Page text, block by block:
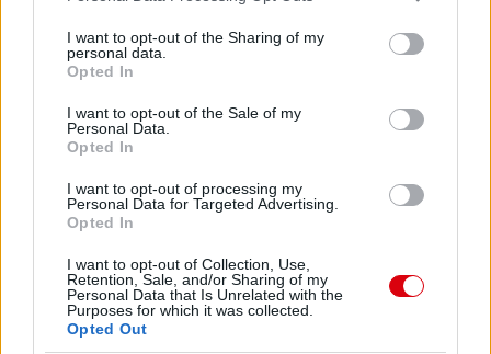
not limited to your visit or usage behaviour. You may click to
grant or deny consent to Google and its third-party tags to
use your data for below specified purposes in below Google
consent section.
I want to opt-out of the Sharing of my
personal data.
Opted In
I want to opt-out of the Sale of my
Personal Data.
Opted In
I want to opt-out of processing my
Personal Data for Targeted Advertising.
Opted In
I want to opt-out of Collection, Use,
Retention, Sale, and/or Sharing of my
Personal Data that Is Unrelated with the
Purposes for which it was collected.
Opted Out